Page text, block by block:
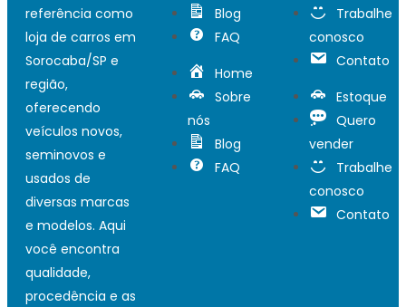
referência como
loja de carros em
Sorocaba/SP e
região,
oferecendo
veículos novos,
seminovos e
usados de
diversas marcas
e modelos. Aqui
você encontra
qualidade,
procedência e as
Blog
FAQ
Home
Sobre
nós
Blog
FAQ
Trabalhe
conosco
Contato
Estoque
Quero
vender
Trabalhe
conosco
Contato